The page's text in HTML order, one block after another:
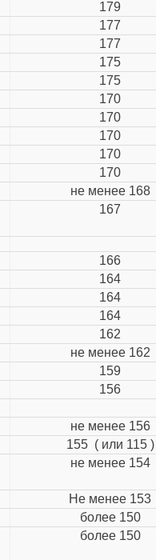
179
177
177
175
175
170
170
170
170
170
не менее 168
167
166
164
164
164
162
не менее 162
159
156
не менее 156
155 ( или 115 )
не менее 154
Не менее 153
более 150
более 150